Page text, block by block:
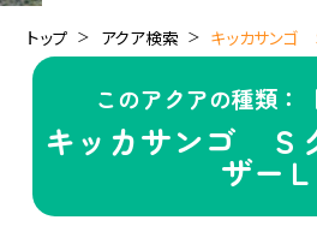
トップ アクア検索 キッカサンゴ
このアクアの種類：
キッカサンゴ
ザーＬ